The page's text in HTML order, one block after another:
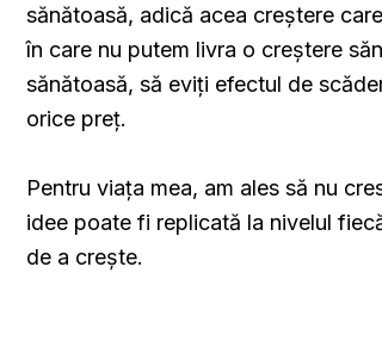
sănătoasă, adică acea creștere
în care nu putem livra o creștere
sănătoasă, să eviți efectul de
orice preț.
Pentru viața mea, am ales să nu
idee poate fi replicată la nivelul
de a crește.